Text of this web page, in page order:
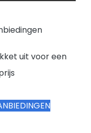
uit voor een